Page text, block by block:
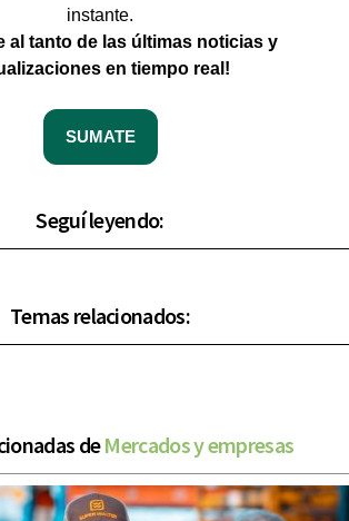
instante.
al tanto de las últimas noticias y
en tiempo real!
SUMATE
Seguí leyendo:
Temas relacionados:
deMercados y empresas